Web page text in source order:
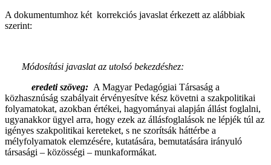
A dokumentumhoz két korrekciós javaslat érkezett az alábbiak
szerint:
Módosítási javaslat az utolsó bekezdéshez:
eredeti szöveg: A Magyar Pedagógiai Társaság a
közhasznúság szabályait érvényesítve kész követni a szakpolitikai
folyamatokat, azokban értékei, hagyományai alapján állást foglalni,
ugyanakkor ügyel arra, hogy ezek az állásfoglalások ne lépjék túl az
igényes szakpolitikai kereteket, s ne szorítsák háttérbe a
mélyfolyamatok elemzésére, kutatására, bemutatására irányuló
társasági – közösségi – munkaformákat.